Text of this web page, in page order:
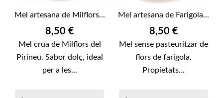
Mel artesana de Milflors...
Preu
8,50 €
Mel crua de Milflors del
Pirineu. Sabor dolç, ideal
per a les...
Mel artesana de Farigola...
Preu
8,50 €
Mel sense pasteuritzar de
flors de farigola.
Propietats...